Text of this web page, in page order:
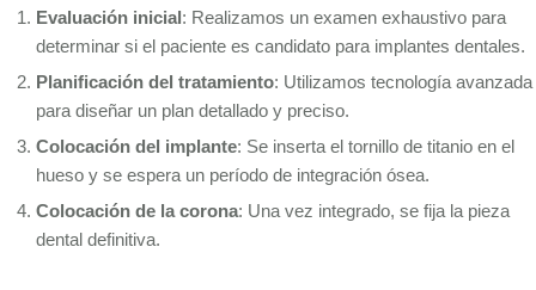
Evaluación inicial: Realizamos un examen exhaustivo para
determinar si el paciente es candidato para implantes dentales.
Planificación del tratamiento: Utilizamos tecnología avanzada
para diseñar un plan detallado y preciso.
Colocación del implante: Se inserta el tornillo de titanio en el
hueso y se espera un período de integración ósea.
Colocación de la corona: Una vez integrado, se fija la pieza
dental definitiva.